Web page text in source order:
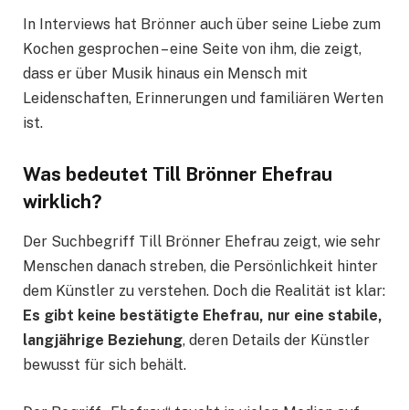
In Interviews hat Brönner auch über seine Liebe zum
Kochen gesprochen – eine Seite von ihm, die zeigt,
dass er über Musik hinaus ein Mensch mit
Leidenschaften, Erinnerungen und familiären Werten
ist.
Was bedeutet Till Brönner Ehefrau
wirklich?
Der Suchbegriff Till Brönner Ehefrau zeigt, wie sehr
Menschen danach streben, die Persönlichkeit hinter
dem Künstler zu verstehen. Doch die Realität ist klar:
Es gibt keine bestätigte Ehefrau, nur eine stabile,
langjährige Beziehung, deren Details der Künstler
bewusst für sich behält.